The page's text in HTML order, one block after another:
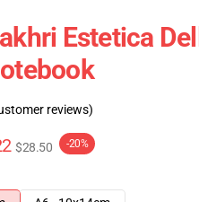
Estetica
reviews)
$28.50 -20%